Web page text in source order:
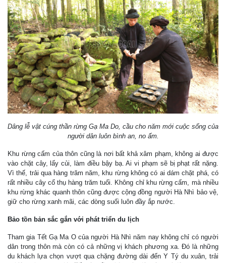
Dâng lễ vật cúng thần rừng Gạ Ma Do, cầu cho năm mới cuộc sống của
người dân luôn bình an, no ấm.
Khu rừng cấm của thôn cũng là nơi bất khả xâm phạm, không ai được
vào chặt cây, lấy củi, làm điều bậy bạ. Ai vi phạm sẽ bị phạt rất nặng.
Vì thế, trải qua hàng trăm năm, khu rừng không có ai dám chặt phá, có
rất nhiều cây cổ thụ hàng trăm tuổi. Không chỉ khu rừng cấm, mà nhiều
khu rừng khác quanh thôn cũng được cộng đồng người Hà Nhì bảo vệ,
giữ cho rừng xanh mãi, các dòng suối luôn đầy ắp nước.
Bảo tồn bản sắc gắn với phát triển du lịch
Tham gia Tết Gạ Ma O của người Hà Nhì năm nay không chỉ có người
dân trong thôn mà còn có cả những vị khách phương xa. Đó là những
du khách lựa chọn vượt qua chặng đường dài đến Y Tý du xuân, trải